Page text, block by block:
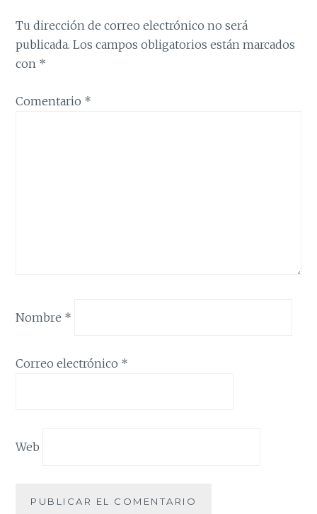
Tu dirección de correo electrónico no será
publicada. Los campos obligatorios están marcados
con *
Comentario *
Nombre *
Correo electrónico *
Web